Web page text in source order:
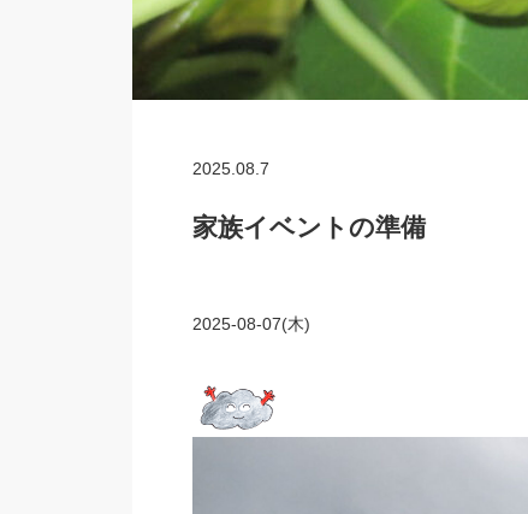
2025.08.7
家族イベントの準備
2025-08-07(木)